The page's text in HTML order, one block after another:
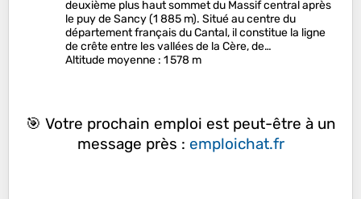
deuxième plus haut sommet du Massif central après
le puy de Sancy (1 885 m). Situé au centre du
département français du Cantal, il constitue la ligne
de crête entre les vallées de la Cère, de…
Altitude moyenne : 1 578 m
🎯 Votre prochain emploi est peut-être à un
message près : emploichat.fr